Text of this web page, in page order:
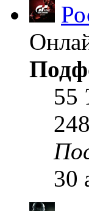
55
248
30